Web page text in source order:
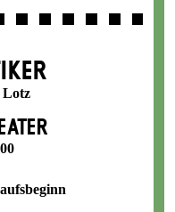
Lotz